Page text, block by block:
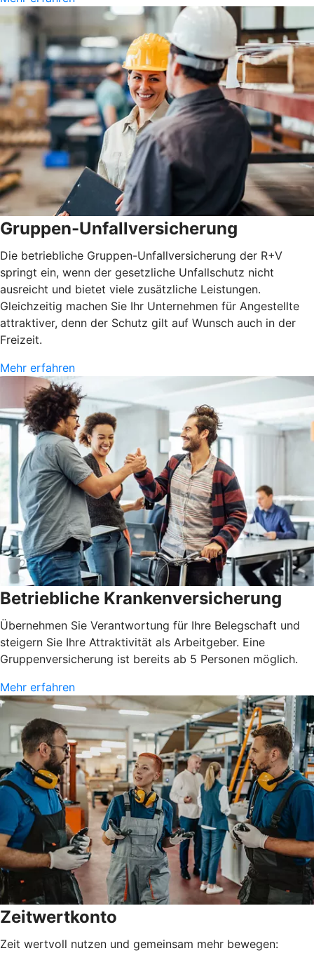
Gruppen-Unfallversicherung
Die betriebliche Gruppen-Unfallversicherung der R+V
springt ein, wenn der gesetzliche Unfallschutz nicht
ausreicht und bietet viele zusätzliche Leistungen.
Gleichzeitig machen Sie Ihr Unternehmen für Angestellte
attraktiver, denn der Schutz gilt auf Wunsch auch in der
Freizeit.
Mehr erfahren
Betriebliche Krankenversicherung
Übernehmen Sie Verantwortung für Ihre Belegschaft und
steigern Sie Ihre Attraktivität als Arbeitgeber. Eine
Gruppenversicherung ist bereits ab 5 Personen möglich.
Mehr erfahren
Zeitwertkonto
Zeit wertvoll nutzen und gemeinsam mehr bewegen: